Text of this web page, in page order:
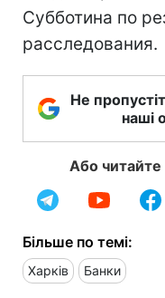
Субботина по
расследования.
Не
наші
Або читайте
Більше по темі:
Харків Банки